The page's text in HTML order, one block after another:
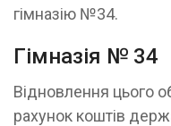
гімназію №34.
Гімназія № 34
Відновлення цього
рахунок коштів